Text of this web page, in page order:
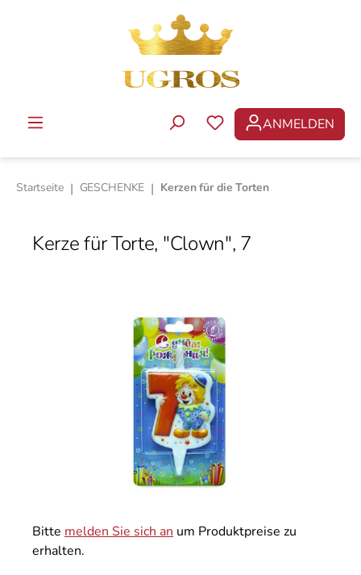
DU HAST 0
ANMELDEN
Startseite | GESCHENKE | Kerzen für die Torten
Kerze für Torte, "Clown", 7
Bitte melden Sie sich an um Produktpreise zu
erhalten.